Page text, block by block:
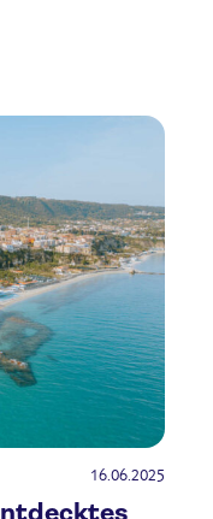
16.06.2025